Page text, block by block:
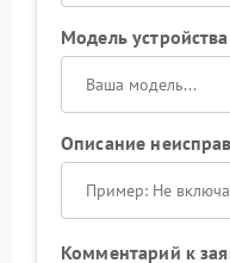
Модель
Описание
Комментарий к